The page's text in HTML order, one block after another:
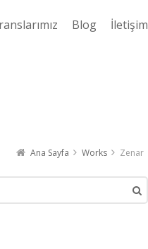
Blog İletişim
Ana Sayfa Works Zenar